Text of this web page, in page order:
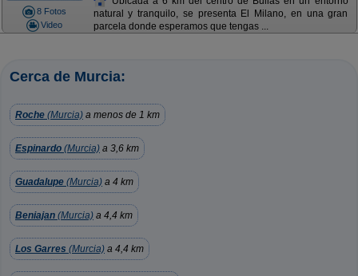
8 Fotos
Video
natural y tranquilo, se presenta El Milano, en una gran
parcela donde esperamos que tengas ...
Cerca de Murcia:
Roche (Murcia) a menos de 1 km
Espinardo (Murcia) a 3,6 km
Guadalupe (Murcia) a 4 km
Beniajan (Murcia) a 4,4 km
Los Garres (Murcia) a 4,4 km